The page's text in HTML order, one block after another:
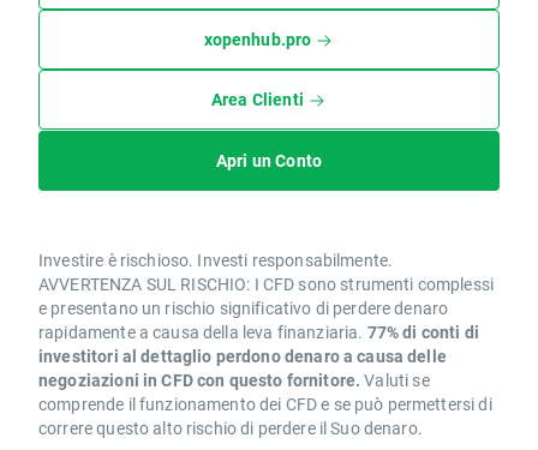
xopenhub.pro
Area Clienti
Apri un Conto
Investire è rischioso. Investi responsabilmente.
AVVERTENZA SUL RISCHIO: I CFD sono strumenti complessi
e presentano un rischio significativo di perdere denaro
rapidamente a causa della leva finanziaria. 77% di conti di
investitori al dettaglio perdono denaro a causa delle
negoziazioni in CFD con questo fornitore. Valuti se
comprende il funzionamento dei CFD e se può permettersi di
correre questo alto rischio di perdere il Suo denaro.